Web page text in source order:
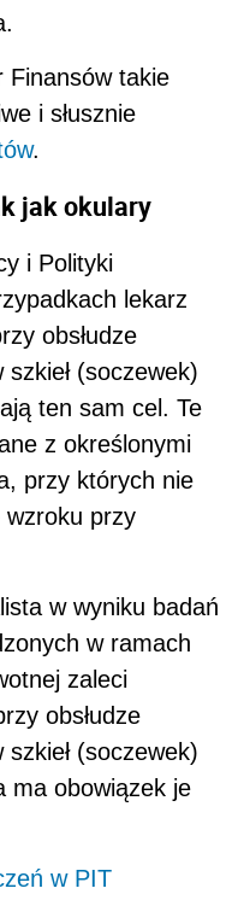
Finansów takie
i słusznie
.
jak okulary
i Polityki
lekarz
obsłudze
(soczewek)
ten sam cel. Te
z określonymi
przy których nie
wzroku przy
w wyniku badań
w ramach
zaleci
obsłudze
(soczewek)
ma obowiązek je
w PIT